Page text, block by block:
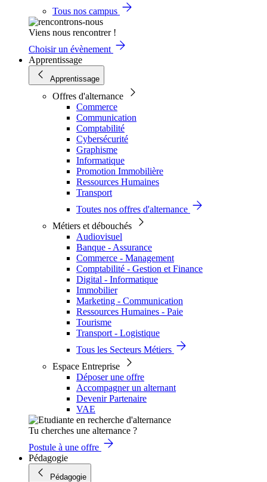
Tous nos campus
Viens nous rencontrer !
Choisir un évènement
Apprentissage
Apprentissage
Offres d'alternance
Commerce
Communication
Comptabilité
Cybersécurité
Graphisme
Informatique
Promotion Immobilière
Ressources Humaines
Transport
Toutes nos offres d'alternance
Métiers et débouchés
Audiovisuel
Banque - Assurance
Commerce - Management
Comptabilité - Gestion et Finance
Digital - Informatique
Immobilier
Marketing - Communication
Ressources Humaines - Paie
Tourisme
Transport - Logistique
Tous les Secteurs Métiers
Espace Entreprise
Déposer une offre
Accompagner un alternant
Devenir Partenaire
VAE
Tu cherches une alternance ?
Postule à une offre
Pédagogie
Pédagogie